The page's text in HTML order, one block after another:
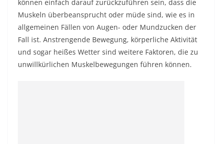
können einfach darauf zurückzuführen sein, dass die
Muskeln überbeansprucht oder müde sind, wie es in
allgemeinen Fällen von Augen- oder Mundzucken der
Fall ist. Anstrengende Bewegung, körperliche Aktivität
und sogar heißes Wetter sind weitere Faktoren, die zu
unwillkürlichen Muskelbewegungen führen können.